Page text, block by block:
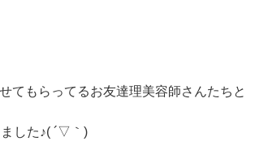
てもらってるお友達理美容師さんたちと
した♪( ´▽｀)